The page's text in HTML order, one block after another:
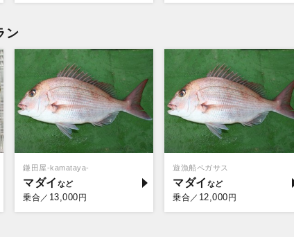
ン
鎌田屋-kamataya-
マダイ
乗合／ 13,000 円
遊漁船ペガサス
マダイ
乗合／ 12,000 円